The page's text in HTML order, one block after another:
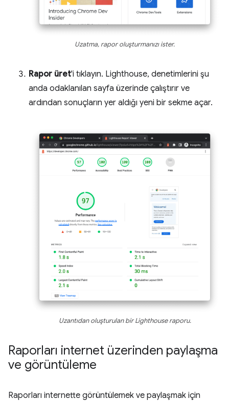
Uzatma, rapor oluşturmanızı ister.
Rapor üret'i tıklayın. Lighthouse, denetimlerini şu
anda odaklanılan sayfa üzerinde çalıştırır ve
ardından sonuçların yer aldığı yeni bir sekme açar.
Uzantıdan oluşturulan bir Lighthouse raporu.
Raporları internet üzerinden paylaşma
ve görüntüleme
Raporları internette görüntülemek ve paylaşmak için